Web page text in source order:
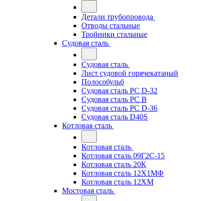
Детали трубопровода
Отводы стальные
Тройники стальные
Судовая сталь
Судовая сталь
Лист судовой горячекатаный
Полособульб
Судовая сталь РС D-32
Судовая сталь РС В
Судовая сталь РС D-36
Судовая сталь D40S
Котловая сталь
Котловая сталь
Котловая сталь 09Г2С-15
Котловая сталь 20К
Котловая сталь 12Х1МФ
Котловая сталь 12ХМ
Мостовая сталь